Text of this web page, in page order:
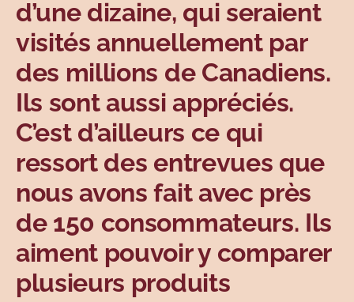
d’une dizaine, qui seraient
visités annuellement par
des millions de Canadiens.
Ils sont aussi appréciés.
C’est d’ailleurs ce qui
ressort des entrevues que
nous avons fait avec près
de 150 consommateurs. Ils
aiment pouvoir y comparer
plusieurs produits